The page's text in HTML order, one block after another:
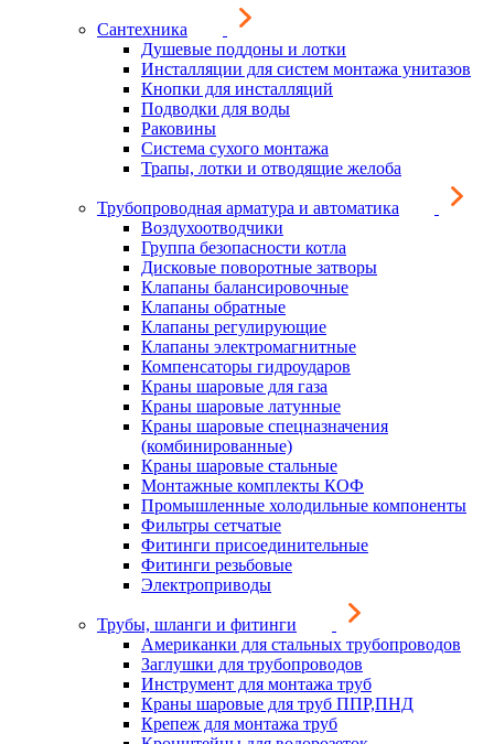
Сантехника
Душевые поддоны и лотки
Инсталляции для систем монтажа унитазов
Кнопки для инсталляций
Подводки для воды
Раковины
Система сухого монтажа
Трапы, лотки и отводящие желоба
Трубопроводная арматура и автоматика
Воздухоотводчики
Группа безопасности котла
Дисковые поворотные затворы
Клапаны балансировочные
Клапаны обратные
Клапаны регулирующие
Клапаны электромагнитные
Компенсаторы гидроударов
Краны шаровые для газа
Краны шаровые латунные
Краны шаровые спецназначения
(комбинированные)
Краны шаровые стальные
Монтажные комплекты КОФ
Промышленные холодильные компоненты
Фильтры сетчатые
Фитинги присоединительные
Фитинги резьбовые
Электроприводы
Трубы, шланги и фитинги
Американки для стальных трубопроводов
Заглушки для трубопроводов
Инструмент для монтажа труб
Краны шаровые для труб ППР,ПНД
Крепеж для монтажа труб